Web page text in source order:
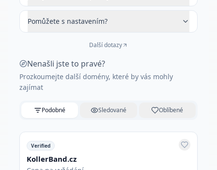
Pomůžete s nastavením?
Další dotazy
Nenašli jste to pravé?
Prozkoumejte další domény, které by vás mohly
zajímat
Podobné Sledované Oblíbené
Verified
KollerBand.cz